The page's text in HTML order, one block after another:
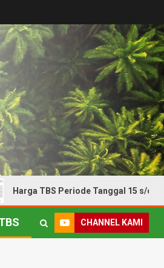
TBS Periode Tanggal 15 s/d 21
CHANNEL KAMI